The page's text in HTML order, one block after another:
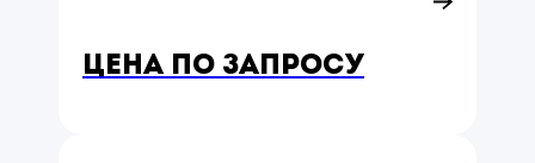
Цена по запросу